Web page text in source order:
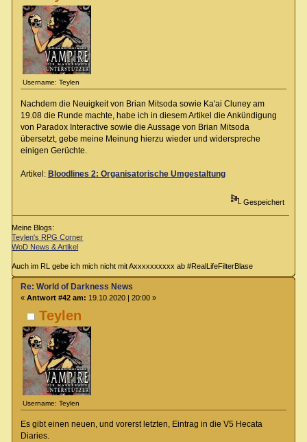
Username: Teylen
Nachdem die Neuigkeit von Brian Mitsoda sowie Ka'ai Cluney am
19.08 die Runde machte, habe ich in diesem Artikel die Ankündigung
von Paradox Interactive sowie die Aussage von Brian Mitsoda
übersetzt, gebe meine Meinung hierzu wieder und widerspreche
einigen Gerüchte.
Artikel: Bloodlines 2: Organisatorische Umgestaltung
Gespeichert
Meine Blogs:
Teylen's RPG Corner
WoD News & Artikel
Auch im RL gebe ich mich nicht mit Axxxxxxxxxx ab #RealLifeFilterBlase
Teylen
Username: Teylen
Re: World of Darkness News
« Antwort #42 am: 19.10.2020 | 20:00 »
Es gibt einen neuen, und vorerst letzten, Eintrag in die V5 Hecata
Diaries.